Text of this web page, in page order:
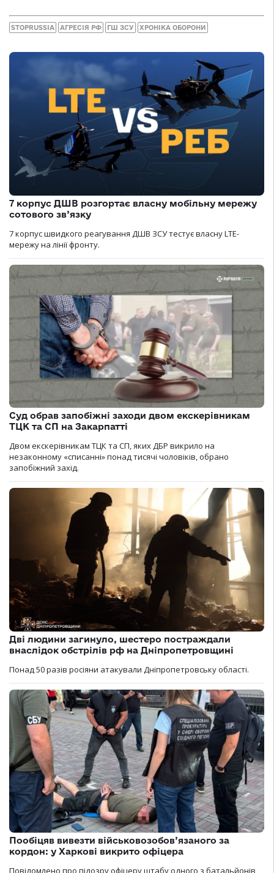
STOPRUSSIA АГРЕСІЯ РФ ГШ ЗСУ ХРОНІКА ОБОРОНИ
7 корпус ДШВ розгортає власну мобільну мережу
сотового зв’язку
7 корпус швидкого реагування ДШВ ЗСУ тестує власну LTE-
мережу на лінії фронту.
Суд обрав запобіжні заходи двом екскерівникам
ТЦК та СП на Закарпатті
Двом екскерівникам ТЦК та СП, яких ДБР викрило на
незаконному «списанні» понад тисячі чоловіків, обрано
запобіжний захід.
Дві людини загинуло, шестеро постраждали
внаслідок обстрілів рф на Дніпропетровщині
Понад 50 разів росіяни атакували Дніпропетровську області.
Пообіцяв вивезти військовозобов’язаного за
кордон: у Харкові викрито офіцера
Повідомлено про підозру офіцеру штабу одного з батальйонів